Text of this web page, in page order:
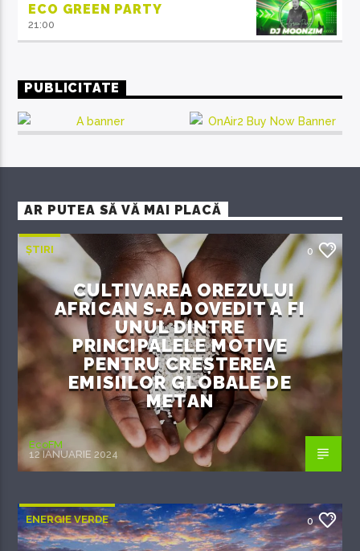
ECO GREEN PARTY
21:00
PUBLICITATE
AR PUTEA SĂ VĂ MAI PLACĂ
ȘTIRI 0
CULTIVAREA OREZULUI
AFRICAN S-A DOVEDIT A FI
UNUL DINTRE
PRINCIPALELE MOTIVE
PENTRU CREȘTEREA
EMISIILOR GLOBALE DE
METAN
EcoFM
12 IANUARIE 2024
ENERGIE VERDE 0